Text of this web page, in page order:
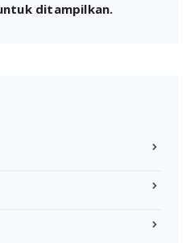
ditampilkan.